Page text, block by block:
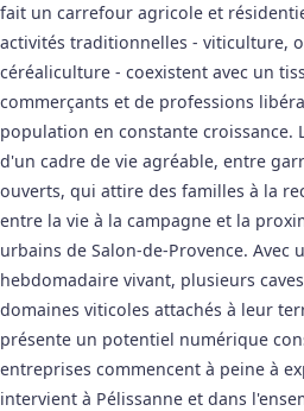
fait un carrefour agricole et
activités traditionnelles - viticulture,
céréaliculture - coexistent avec un
commerçants et de professions
population en constante croissance.
d'un cadre de vie agréable, entre
ouverts, qui attire des familles à la
entre la vie à la campagne et la
urbains de Salon-de-Provence. Avec
hebdomadaire vivant, plusieurs
domaines viticoles attachés à leur
présente un potentiel numérique
entreprises commencent à peine à
intervient à Pélissanne et dans